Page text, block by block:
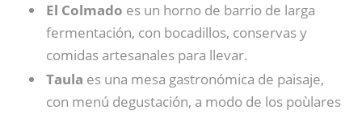
El Colmado es un horno de barrio de larga
fermentación, con bocadillos, conservas y
comidas artesanales para llevar.
Taula es una mesa gastronómica de paisaje,
con menú degustación, a modo de los poùlares